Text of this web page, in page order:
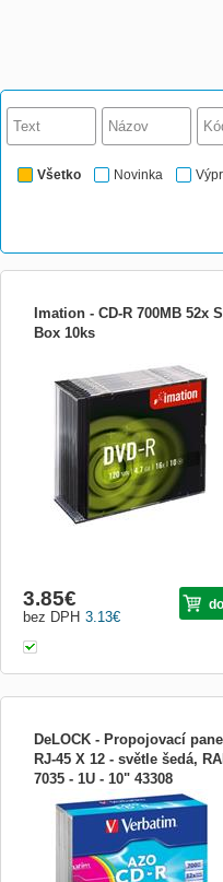
Všetko Novinka
Imation - CD-R 700MB 52x
Box 10ks
Imation CD-R, 52x Typ média CD-R
Kapacita: 700MB Max rýchlosť
Balenie: box 10
3.13€
bez DPH
3.85€
DeLOCK - Propojovací
RJ-45 X 12 - světle šedá,
7035 - 1U - 10" 43308
Disky Verbatim CD-R/RW využívají
technologii MKM/Verbatim, která
že každá nahrávka bude v té
kvalitě. Díky vývojovému středisku
společnosti Mitsubishi Chemical a
spolupráci s výrobci jednotek je
široká kompatibilita ...